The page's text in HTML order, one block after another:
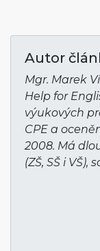
Autor
Mgr. Marek
Help for
výukových
CPE a
2008. Má
(ZŠ, SŠ i